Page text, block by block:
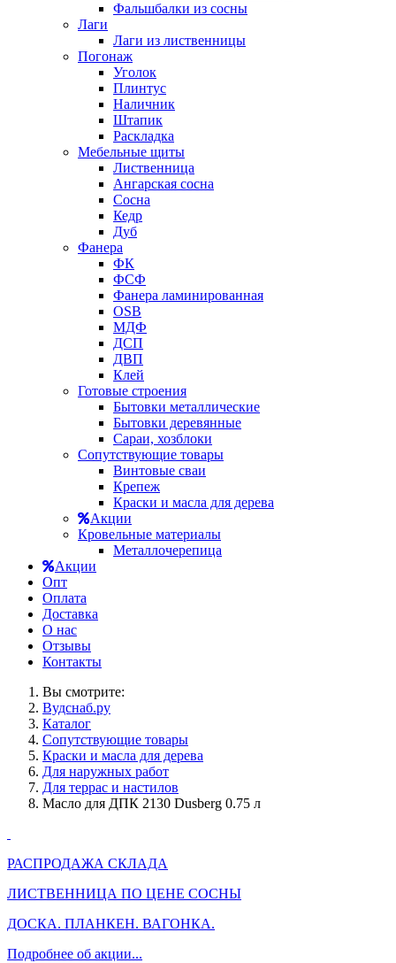
Фальшбалки из сосны
Лаги
Лаги из лиственницы
Погонаж
Уголок
Плинтус
Наличник
Штапик
Раскладка
Мебельные щиты
Лиственница
Ангарская сосна
Сосна
Кедр
Дуб
Фанера
ФК
ФСФ
Фанера ламинированная
OSB
МДФ
ДСП
ДВП
Клей
Готовые строения
Бытовки металлические
Бытовки деревянные
Сараи, хозблоки
Сопутствующие товары
Винтовые сваи
Крепеж
Краски и масла для дерева
Акции
Кровельные материалы
Металлочерепица
Акции
Опт
Оплата
Доставка
О нас
Отзывы
Контакты
Вы смотрите:
Вудснаб.ру
Каталог
Сопутствующие товары
Краски и масла для дерева
Для наружных работ
Для террас и настилов
Масло для ДПК 2130 Dusberg 0.75 л
РАСПРОДАЖА СКЛАДА
ЛИСТВЕННИЦА ПО ЦЕНЕ СОСНЫ
ДОСКА. ПЛАНКЕН. ВАГОНКА.
Подробнее об акции...